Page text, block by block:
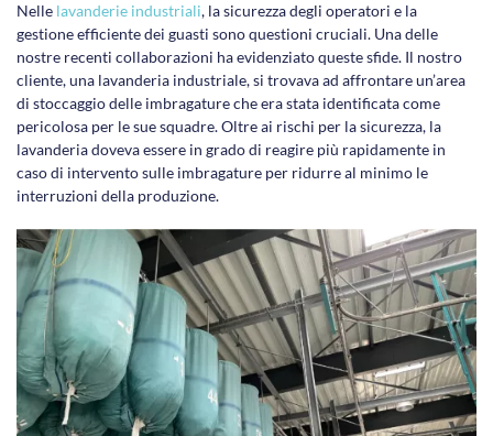
Nelle lavanderie industriali, la sicurezza degli operatori e la
gestione efficiente dei guasti sono questioni cruciali. Una delle
nostre recenti collaborazioni ha evidenziato queste sfide. Il nostro
cliente, una lavanderia industriale, si trovava ad affrontare un’area
di stoccaggio delle imbragature che era stata identificata come
pericolosa per le sue squadre. Oltre ai rischi per la sicurezza, la
lavanderia doveva essere in grado di reagire più rapidamente in
caso di intervento sulle imbragature per ridurre al minimo le
interruzioni della produzione.